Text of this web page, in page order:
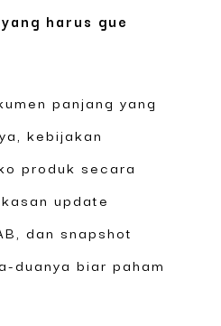
harus gue
panjang yang
kebijakan
produk secara
update
dan snapshot
duanya biar paham